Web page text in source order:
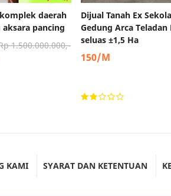
daerah
pancing
1.500.000.000,-
Dijual Tanah Ex
Gedung Arca
seluas ±1,5 Ha
150/M
KAMI SYARAT DAN KETENTUAN